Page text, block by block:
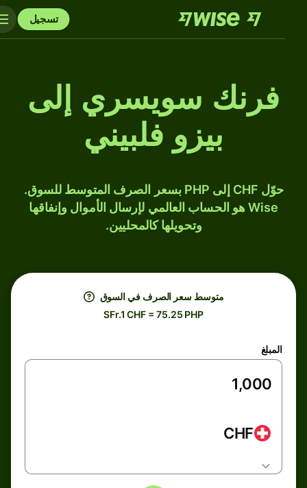
تسجيل
فرنك سويسري إلى
بيزو فلبيني
حوّل CHF إلى PHP بسعر الصرف المتوسط للسوق.
Wise هو الحساب العالمي لإرسال الأموال وإنفاقها
وتحويلها كالمحليين.
متوسط ​​سعر الصرف في السوق
SFr.1 CHF = 75.25 PHP
المبلغ
CHF